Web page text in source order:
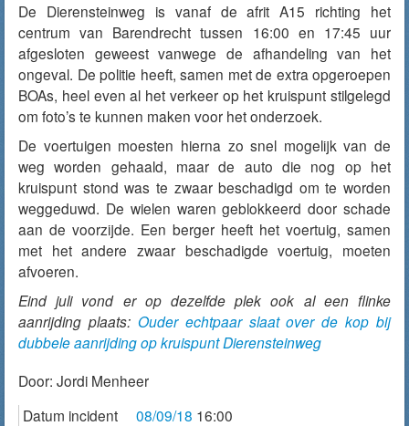
De Dierensteinweg is vanaf de afrit A15 richting het
centrum van Barendrecht tussen 16:00 en 17:45 uur
afgesloten geweest vanwege de afhandeling van het
ongeval. De politie heeft, samen met de extra opgeroepen
BOAs, heel even al het verkeer op het kruispunt stilgelegd
om foto’s te kunnen maken voor het onderzoek.
De voertuigen moesten hierna zo snel mogelijk van de
weg worden gehaald, maar de auto die nog op het
kruispunt stond was te zwaar beschadigd om te worden
weggeduwd. De wielen waren geblokkeerd door schade
aan de voorzijde. Een berger heeft het voertuig, samen
met het andere zwaar beschadigde voertuig, moeten
afvoeren.
Eind juli vond er op dezelfde plek ook al een flinke
aanrijding plaats: Ouder echtpaar slaat over de kop bij
dubbele aanrijding op kruispunt Dierensteinweg
Door: Jordi Menheer
Datum incident
08/09/18 16:00